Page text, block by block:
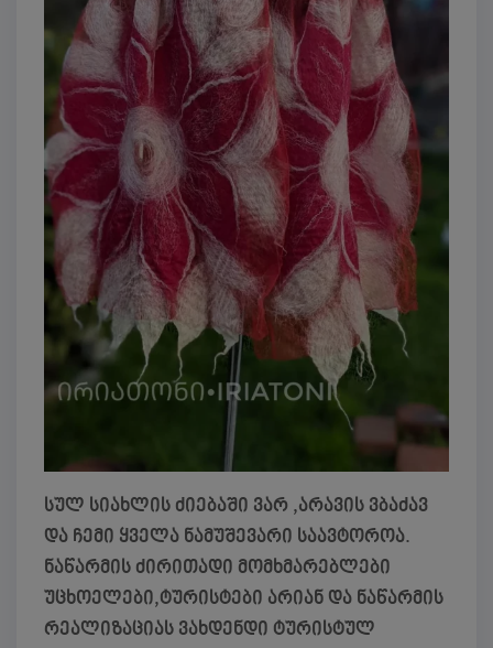
სულ სიახლის ძიებაში ვარ ,არავის ვბაძავ
და ჩემი ყველა ნამუშევარი საავტოროა.
ნაწარმის ძირითადი მომხმარებლები
უცხოელები,ტურისტები არიან და ნაწარმის
რეალიზაციას ვახდენდი ტურისტულ